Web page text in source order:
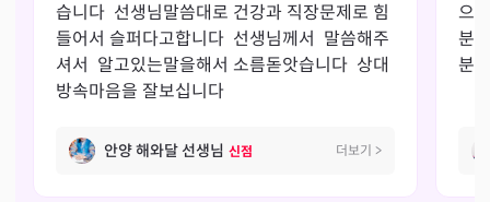
습니다  선생님말씀대로 건강과 직장문제로 힘
들어서 슬퍼다고합니다  선생님께서  말씀해주
셔서  알고있는말을해서 소름돋앗습니다  상대
방속마음을 잘보십니다
안양 해와달 선생님 신점 더보기 >
으
분
분